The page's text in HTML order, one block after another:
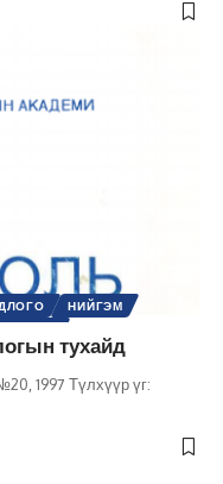
НИЙГЭМ
тухайд
1997 Түлхүүр үг: